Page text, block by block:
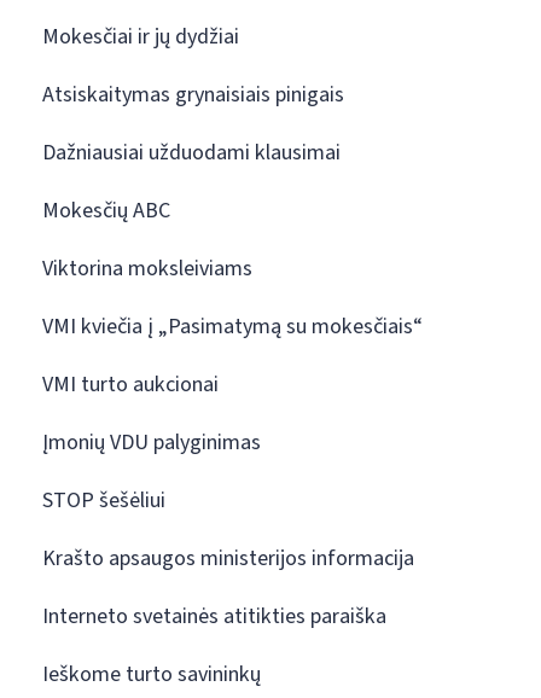
Mokesčiai ir jų dydžiai
Atsiskaitymas grynaisiais pinigais
Dažniausiai užduodami klausimai
Mokesčių ABC
Viktorina moksleiviams
VMI kviečia į „Pasimatymą su mokesčiais“
VMI turto aukcionai
Įmonių VDU palyginimas
STOP šešėliui
Krašto apsaugos ministerijos informacija
Interneto svetainės atitikties paraiška
Ieškome turto savininkų